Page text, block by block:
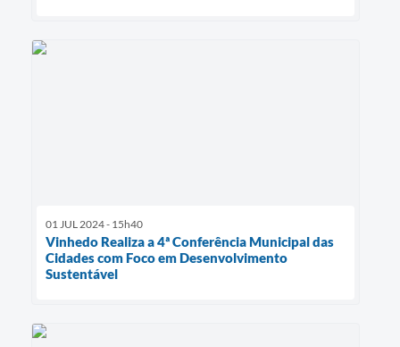
01 JUL 2024 - 15h40
Vinhedo Realiza a 4ª Conferência Municipal das
Cidades com Foco em Desenvolvimento
Sustentável